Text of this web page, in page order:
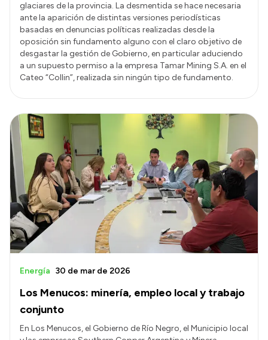
glaciares de la provincia. La desmentida se hace necesaria
ante la aparición de distintas versiones periodísticas
basadas en denuncias políticas realizadas desde la
oposición sin fundamento alguno con el claro objetivo de
desgastar la gestión de Gobierno, en particular aduciendo
a un supuesto permiso a la empresa Tamar Mining S.A. en el
Cateo “Collin”, realizada sin ningún tipo de fundamento.
Los Menucos: minería, empleo local y trabajo
conjunto
Energía 30 de mar de 2026
En Los Menucos, el Gobierno de Río Negro, el Municipio local